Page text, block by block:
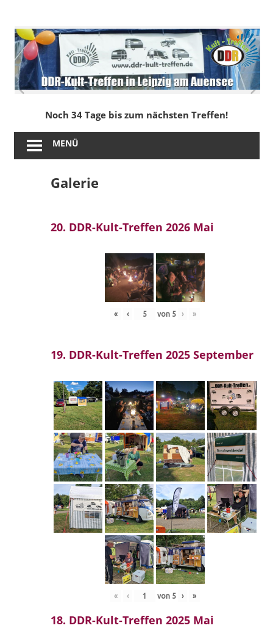
springen
DDR-
Kult-
Treffen
in
Leipzig
am
Noch 34 Tage bis zum nächsten Treffen!
MENÜ
Galerie
20. DDR-Kult-Treffen 2026 Mai
« ‹ von 5 › »
19. DDR-Kult-Treffen 2025 September
« ‹ von 5 › »
18. DDR-Kult-Treffen 2025 Mai